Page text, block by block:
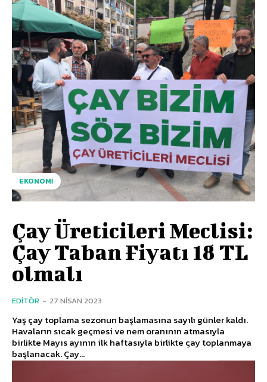
EKONOMI
Çay Üreticileri Meclisi:
Çay Taban Fiyatı 18 TL
olmalı
EDITÖR - 27 NISAN 2023
Yaş çay toplama sezonun başlamasına sayılı günler kaldı.
Havaların sıcak geçmesi ve nem oranının atmasıyla
birlikte Mayıs ayının ilk haftasıyla birlikte çay toplanmaya
başlanacak. Çay...